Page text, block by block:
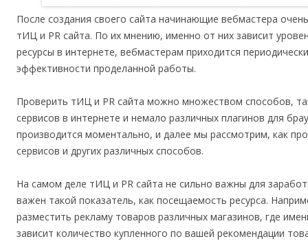
После создания своего сайта начинающие вебмастера
тИЦ и PR сайта. По их мнению, именно от них зависит
ресурсы в интернете, вебмастерам приходится
эффективности проделанной работы.
Проверить тИЦ и PR сайта можно множеством способов,
сервисов в интернете и немало различных плагинов для
производится моментально, и далее мы рассмотрим, как
сервисов и других различных способов.
На самом деле тИЦ и PR сайта не сильно важны для
важен такой показатель, как посещаемость ресурса.
разместить рекламу товаров различных магазинов, где
зависит количество купленного по вашей рекомендации